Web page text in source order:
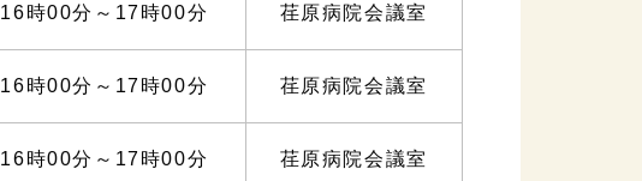
16時00分～17時00分 荏原病院会議室
16時00分～17時00分 荏原病院会議室
16時00分～17時00分 荏原病院会議室